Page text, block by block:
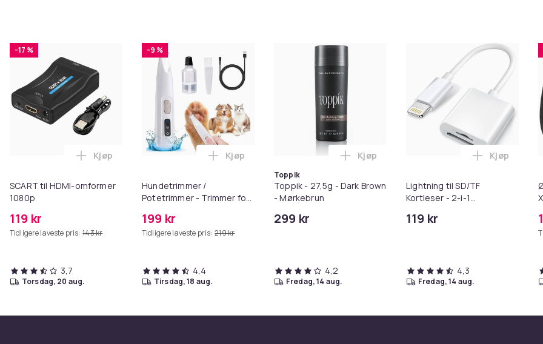
-17 %
SCART til HDMI-omformer
1080p
119 kr
Tidligere laveste pris: 143 kr
Legg SCART til HDMI-omformer 1080p i handlekurven
Kjøp
3,7
torsdag, 20 aug.
-9 %
Hundetrimmer /
Potetrimmer - Trimmer for
199 kr
Tidligere laveste pris: 219 kr
Legg Hundetrimmer / Potetrimmer - Trimmer for Poter i handlekurven
Kjøp
4,4
tirsdag, 18 aug.
Toppik
Toppik - 27,5g - Dark Brown
- Mørkebrun
299 kr
Legg Toppik - 27,5g - Dark Brown -
Kjøp
4,2
fredag, 14 aug.
Lightning til SD/TF
Kortleser - 2-i-1
iPhone/iPad
119 kr
Legg
Kjøp
4,3
fredag, 14 aug.